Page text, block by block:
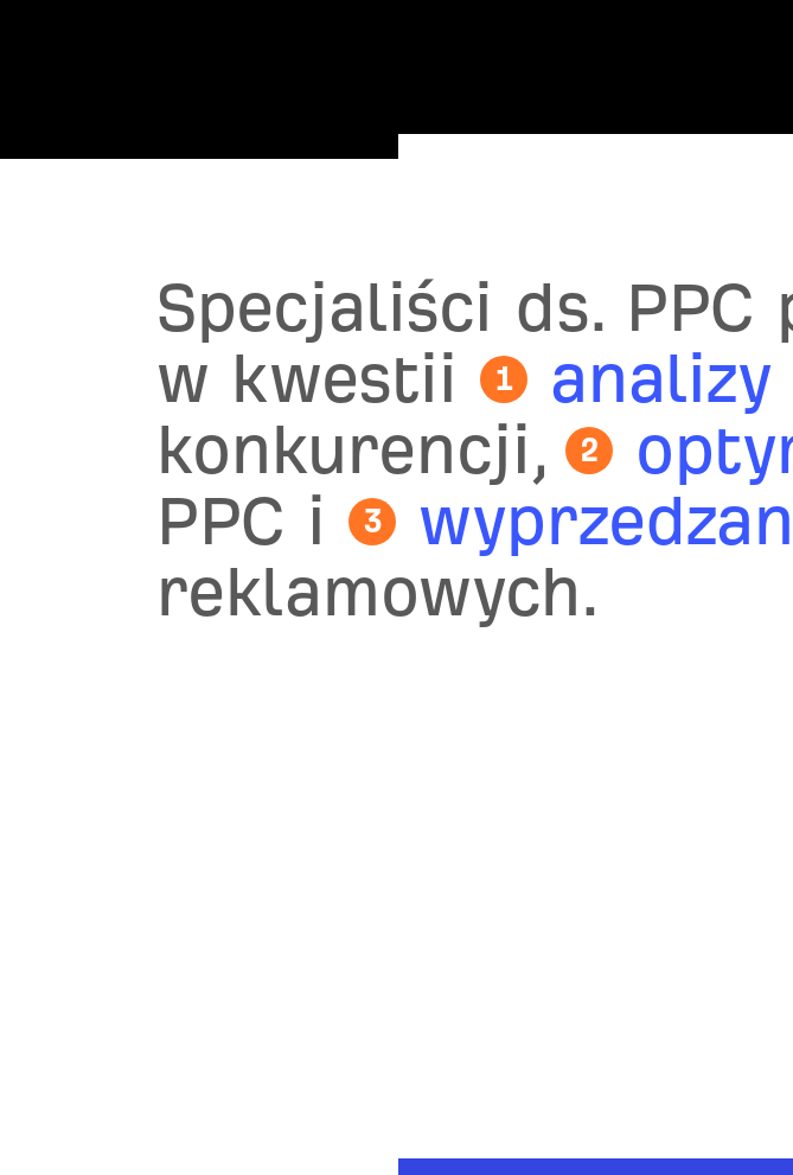
Specjaliści ds.
w kwestii
1 analizy
konkurencji,
2
PPC i
3
reklamowych.